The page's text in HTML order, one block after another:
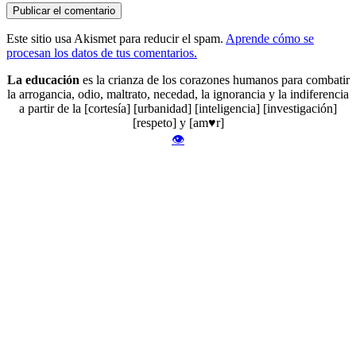
Este sitio usa Akismet para reducir el spam. Aprende cómo se
procesan los datos de tus comentarios.
La educación es la crianza de los corazones humanos para combatir
la arrogancia, odio, maltrato, necedad, la ignorancia y la indiferencia
a partir de la [cortesía] [urbanidad] [inteligencia] [investigación]
[respeto] y [am♥r]
👁